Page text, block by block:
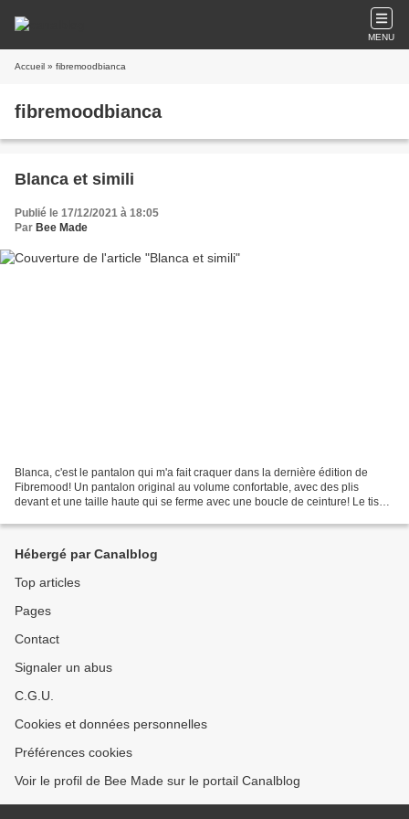
MENU
Accueil » fibremoodbianca
fibremoodbianca
Blanca et simili
Publié le 17/12/2021 à 18:05
Par Bee Made
Blanca, c'est le pantalon qui m'a fait craquer dans la dernière édition de
Fibremood! Un pantalon original au volume confortable, avec des plis
devant et une taille haute qui se ferme avec une boucle de ceinture! Le tissu
Hébergé par Canalblog
Top articles
Pages
Contact
Signaler un abus
C.G.U.
Cookies et données personnelles
Préférences cookies
Voir le profil de Bee Made sur le portail Canalblog